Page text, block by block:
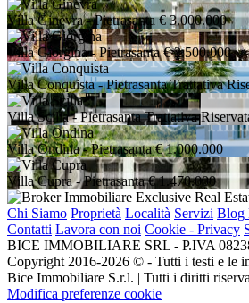
Villa Ginevra- Pietrasanta € 3.000.000
Villa Giorgina- Pietrasanta € 2.500.000
Villa Conquista- Pietrasanta Trattativa
Villa Scilla- Pietrasanta Trattativa
Villa Ondina- Pietrasanta € 1.000.000
Villa Cupra- Pietrasanta € 1.470.000
Chi Siamo Proprietà Località Servizi Blog
Contatti Lavora con noi Cookie - Privacy
BICE IMMOBILIARE SRL - P.IVA
Copyright 2016-2026 ©️ - Tutti i testi e le
Bice Immobiliare S.r.l. | Tutti i diritti
Modifica preferenze cookie